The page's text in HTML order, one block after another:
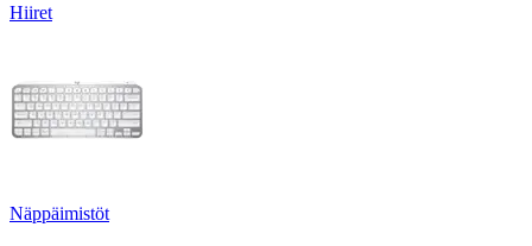
Hiiret
Näppäimistöt